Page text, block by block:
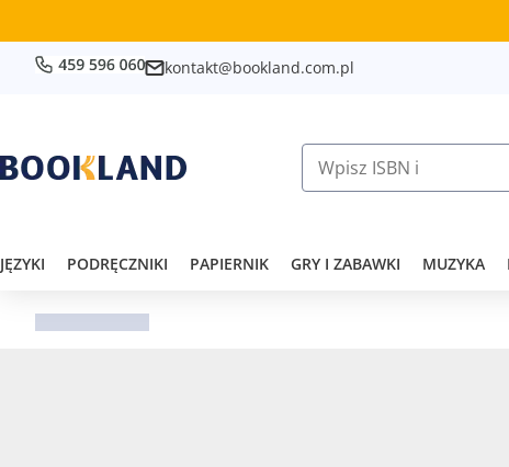
kontakt@bookland.com.pl
JĘZYKI PODRĘCZNIKI PAPIERNIK GRY I ZABAWKI MUZYKA